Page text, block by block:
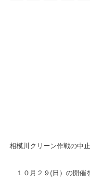
相模川クリーン作戦の中
１０月２９(日）の開催